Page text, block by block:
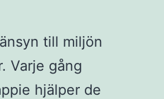
till miljön
Varje gång
hjälper de